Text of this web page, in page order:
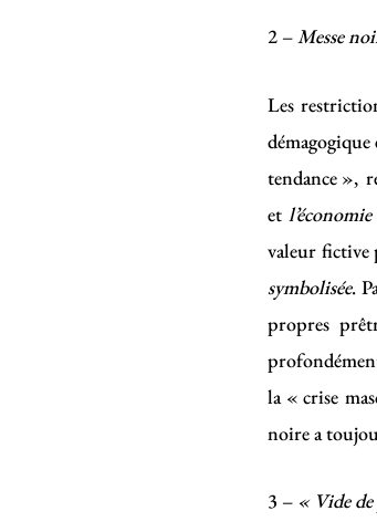
2 –Messe
Les
tendance »,
et
valeur fictive
symbolisée.
propres
la « crise
noire a
3 – « Vide